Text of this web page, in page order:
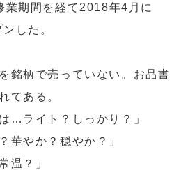
業期間を経て2018年4月に
した。
銘柄で売っていない。お品書
てある。
…ライト？しっかり？」
華やか？穏やか？」
温？」